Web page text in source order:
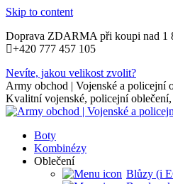
Skip to content
Doprava ZDARMA při koupi nad 1
+420 777 457 105
Nevíte, jakou velikost zvolit?
Army obchod | Vojenské a policejní
Kvalitní vojenské, policejní
Boty
Kombinézy
Oblečení
Blůzy (i